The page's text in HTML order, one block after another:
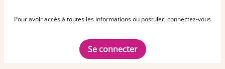
Pour avoir accès à toutes les informations ou postuler, connectez-vous
Se connecter